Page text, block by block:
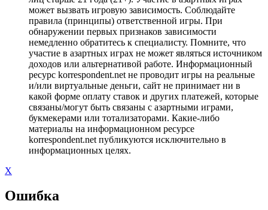
может вызвать игровую зависимость. Соблюдайте
правила (принципы) ответственной игры. При
обнаружении первых признаков зависимости
немедленно обратитесь к специалисту. Помните, что
участие в азартных играх не может являться источником
доходов или альтернативой работе. Информационный
ресурс korrespondent.net не проводит игры на реальные
и/или виртуальные деньги, сайт не принимает ни в
какой форме оплату ставок и других платежей, которые
связаны/могут быть связаны с азартными играми,
букмекерами или тотализаторами. Какие-либо
материалы на информационном ресурсе
korrespondent.net публикуются исключительно в
информационных целях.
X
Ошибка